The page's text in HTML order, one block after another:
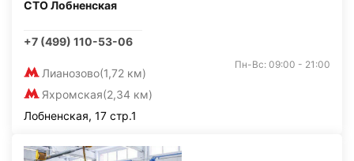
СТО Лобненская
+7 (499) 110-53-06
Лианозово(1,72 км)
Яхромская(2,34 км)
Пн-Вс: 09:00 - 21:00
Лобненская, 17 стр.1